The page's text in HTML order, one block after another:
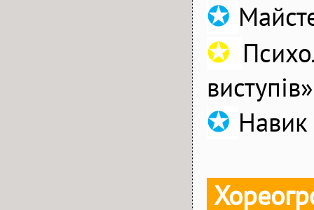
✪
✪
виступів»
✪